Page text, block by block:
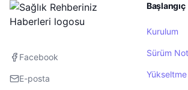
Facebook
E-posta
Başlangıç
Kurulum
Sürüm
Yükseltme